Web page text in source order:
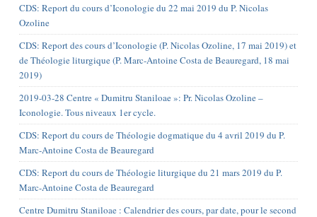
CDS: Report du cours d’Iconologie du 22 mai 2019 du P. Nicolas
Ozoline
CDS: Report des cours d’Iconologie (P. Nicolas Ozoline, 17 mai 2019) et
de Théologie liturgique (P. Marc-Antoine Costa de Beauregard, 18 mai
2019)
2019-03-28 Centre « Dumitru Staniloae »: Pr. Nicolas Ozoline –
Iconologie. Tous niveaux 1er cycle.
CDS: Report du cours de Théologie dogmatique du 4 avril 2019 du P.
Marc-Antoine Costa de Beauregard
CDS: Report du cours de Théologie liturgique du 21 mars 2019 du P.
Marc-Antoine Costa de Beauregard
Centre Dumitru Staniloae : Calendrier des cours, par date, pour le second